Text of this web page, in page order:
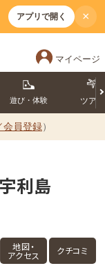
アプリで開く ×
マイページ
遊び・体験 ツアー
会員登録）
利島
地図・
アクセス クチコミ